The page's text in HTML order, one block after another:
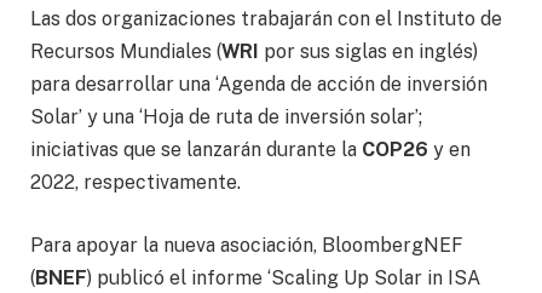
Las dos organizaciones trabajarán con el Instituto de
Recursos Mundiales (WRI por sus siglas en inglés)
para desarrollar una ‘Agenda de acción de inversión
Solar’ y una ‘Hoja de ruta de inversión solar’;
iniciativas que se lanzarán durante la COP26 y en
2022, respectivamente.
Para apoyar la nueva asociación, BloombergNEF
(BNEF) publicó el informe ‘Scaling Up Solar in ISA